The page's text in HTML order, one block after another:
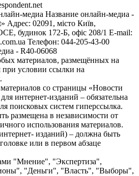
медиа Название онлайн-медиа -
Адрес: 02091, місто Київ,
будинок 172-Б, офіс 208/1 E-mail:
Телефон: 044-205-43-00
- R40-06068
материалов, размещённых на
при условии ссылки на
со страницы «Новости
интернет-изданий – обязательна
поисковых систем гиперссылка.
размещена в независимости от
использования материалов.
изданий) – должна быть
или в первом абзаце
"Мнение", "Экспертиза",
"Деньги", "Власть", "Выборы",